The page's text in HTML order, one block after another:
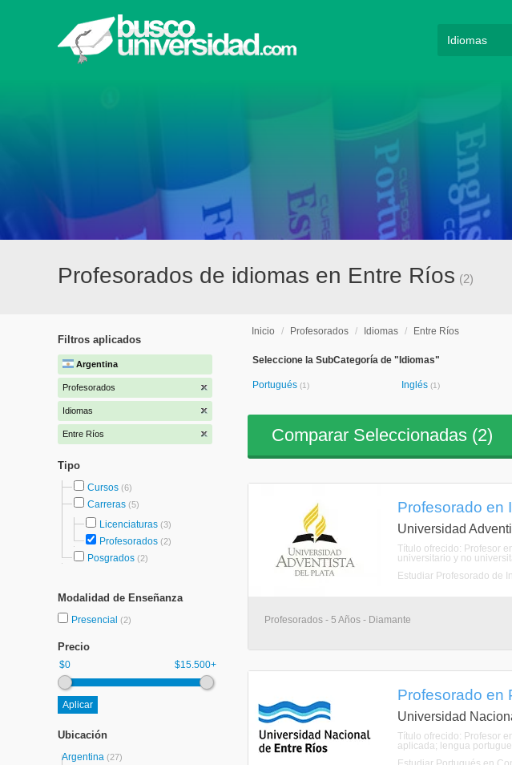
Profesorados de idiomas en Entre Ríos (2)
Filtros aplicados
Argentina
Profesorados
Idiomas
Entre Ríos
Tipo
Cursos (6)
Carreras (5)
Licenciaturas (3)
Profesorados (2)
Posgrados (2)
Modalidad de Enseñanza
Presencial (2)
Precio
$0 $15.500+
Ubicación
Argentina (27)
Inicio / Profesorados / Idiomas / Entre Ríos
Seleccione la SubCategoría de "Idiomas"
Portugués (1) Inglés (1)
Comparar Seleccionadas (2)
Profesorado en
Universidad
Título ofrecido: Profesor
universitario y no
Estudiar Profesorado de
Profesorados - 5 Años - Diamante
Profesorado en
Universidad
Título ofrecido: Profesor
aplicada; lengua